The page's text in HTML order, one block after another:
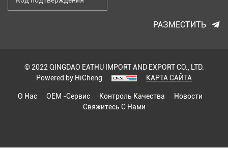
РАЗМЕСТИТЬ
© 2022 QINGDAO EATHU IMPORT AND EXPORT CO., LTD.
Powered by HiCheng
КАРТА САЙТА
О Нас
OEM -сервис Контроль Качества
Новости
Свяжитесь С Нами